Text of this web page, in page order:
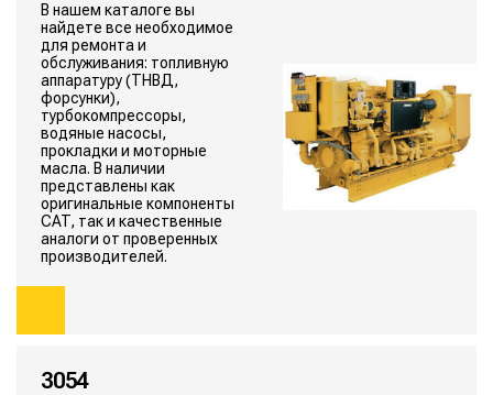
В нашем каталоге вы
найдете все необходимое
для ремонта и
обслуживания: топливную
аппаратуру (ТНВД,
форсунки),
турбокомпрессоры,
водяные насосы,
прокладки и моторные
масла. В наличии
представлены как
оригинальные компоненты
CAT, так и качественные
аналоги от проверенных
производителей.
3054